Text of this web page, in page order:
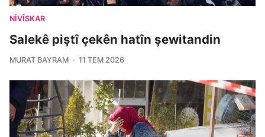
NIVÎSKAR
Salekê piştî çekên hatîn şewitandin
MURAT BAYRAM 11 TEM 2026